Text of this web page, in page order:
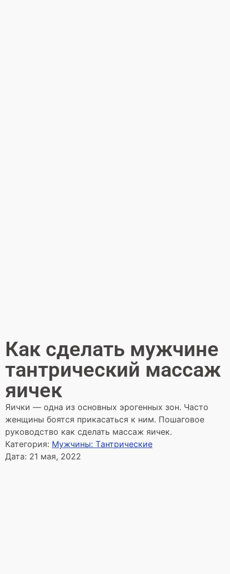
Как сделать мужчине
тантрический массаж
яичек
Яички — одна из основных эрогенных зон. Часто
женщины боятся прикасаться к ним. Пошаговое
руководство как сделать массаж яичек.
Категория: Мужчины: Tантрические
Дата: 21 мая, 2022